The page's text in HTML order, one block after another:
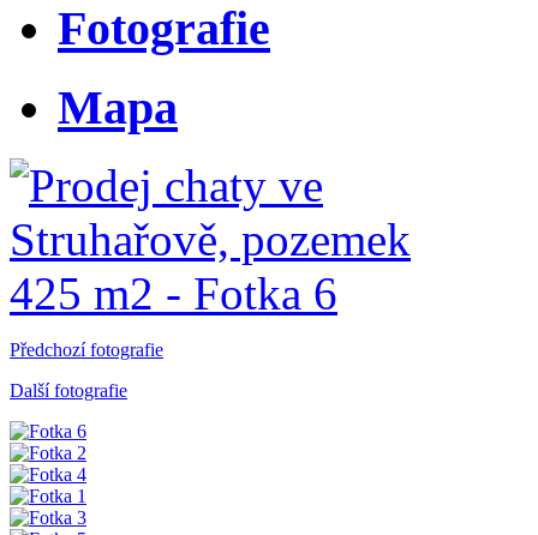
Fotografie
Mapa
Předchozí fotografie
Další fotografie